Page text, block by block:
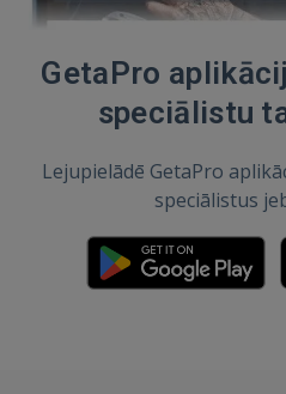
GetaPro
speciālistu
Lejupielādē GetaPro
speciālistus